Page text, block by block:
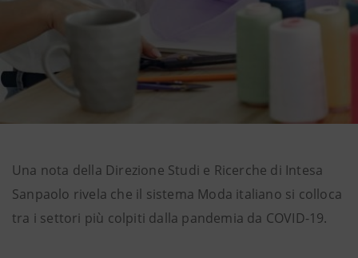
Una nota della Direzione Studi e Ricerche di Intesa
Sanpaolo rivela che il sistema Moda italiano si colloca
tra i settori più colpiti dalla pandemia da COVID-19.